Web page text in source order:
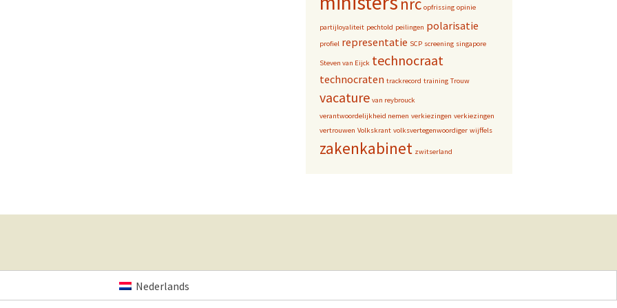
opfrissing opinie
partijloyaliteit pechtold peilingen polarisatie
profiel representatie SCP screening singapore
Steven van Eijck technocraat
technocraten trackrecord training Trouw
vacature van reybrouck
verantwoordelijkheid nemen verkiezingen verkiezingen
vertrouwen Volkskrant volksvertegenwoordiger wijffels
zakenkabinet zwitserland
Nederlands